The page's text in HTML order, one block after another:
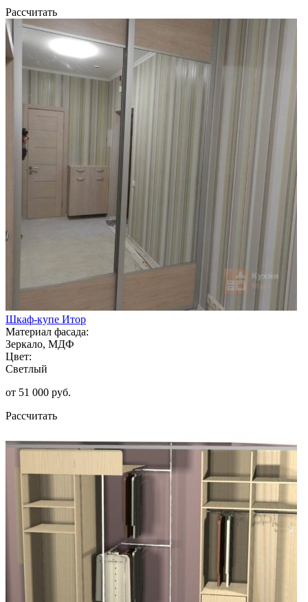
Рассчитать
Шкаф-купе Итор
Материал фасада:
Зеркало, МДФ
Цвет:
Светлый
от 51 000 руб.
Рассчитать